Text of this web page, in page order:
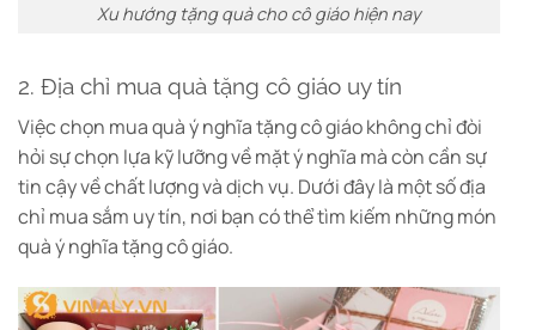
Xu hướng tặng quà cho cô giáo hiện nay
2. Địa chỉ mua quà tặng cô giáo uy tín
Việc chọn mua quà ý nghĩa tặng cô giáo không chỉ đòi
hỏi sự chọn lựa kỹ lưỡng về mặt ý nghĩa mà còn cần sự
tin cậy về chất lượng và dịch vụ. Dưới đây là một số địa
chỉ mua sắm uy tín, nơi bạn có thể tìm kiếm những món
quà ý nghĩa tặng cô giáo.